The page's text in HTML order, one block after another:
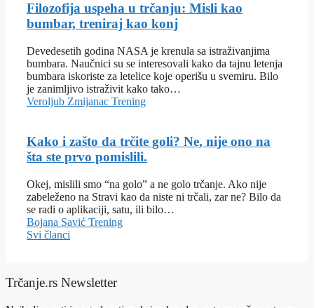
Filozofija uspeha u trčanju: Misli kao
bumbar, treniraj kao konj
Devedesetih godina NASA je krenula sa istraživanjima
bumbara. Naučnici su se interesovali kako da tajnu letenja
bumbara iskoriste za letelice koje operišu u svemiru. Bilo
je zanimljivo istraživit kako tako…
Veroljub Zmijanac Trening
Kako i zašto da trčite goli? Ne, nije ono na
šta ste prvo pomislili.
Okej, mislili smo “na golo” a ne golo trčanje. Ako nije
zabeleženo na Stravi kao da niste ni trčali, zar ne? Bilo da
se radi o aplikaciji, satu, ili bilo…
Bojana Savić Trening
Svi članci
Trčanje.rs Newsletter